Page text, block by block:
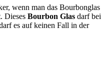
wenn man das Bourbonglas
Dieses Bourbon Glas darf bei
es auf keinen Fall in der